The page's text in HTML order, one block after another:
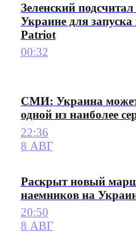
Зеленский
Украине для запуска
Patriot
00:32
СМИ: Украина может
одной из наиболее
22:36
8 АВГ
Раскрыт новый
наемников на
20:50
8 АВГ